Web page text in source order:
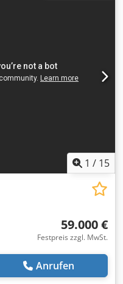
- 3. Hydr. Schaltkreis -
- Palettengabeln -
=
1 / 15
59.000 €
Festpreis zzgl. MwSt.
Anrufen